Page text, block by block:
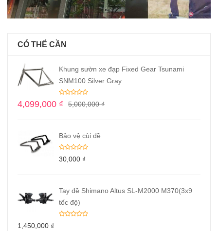
CÓ THỂ CẦN
Khung sườn xe đạp Fixed Gear Tsunami
SNM100 Silver Gray
5,000,000₫
4,099,000 ₫
Bảo vệ cùi đề
30,000 ₫
Tay đề Shimano Altus SL-M2000 M370(3x9
tốc độ)
1,450,000 ₫